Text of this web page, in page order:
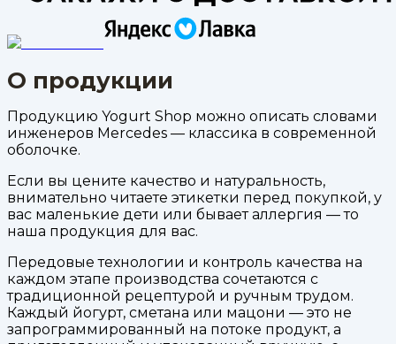
О продукции
Продукцию Yogurt Shop можно описать словами
инженеров Mercedes — классика в современной
оболочке.
Если вы цените качество и натуральность,
внимательно читаете этикетки перед покупкой, у
вас маленькие дети или бывает аллергия — то
наша продукция для вас.
Передовые технологии и контроль качества на
каждом этапе производства сочетаются с
традиционной рецептурой и ручным трудом.
Каждый йогурт, сметана или мацони — это не
запрограммированный на потоке продукт, а